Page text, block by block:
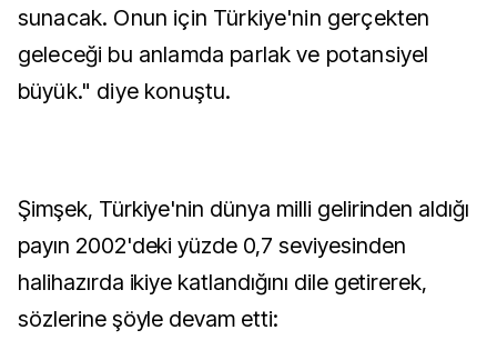
sunacak. Onun için Türkiye'nin gerçekten
geleceği bu anlamda parlak ve potansiyel
büyük." diye konuştu.
Şimşek, Türkiye'nin dünya milli gelirinden aldığı
payın 2002'deki yüzde 0,7 seviyesinden
halihazırda ikiye katlandığını dile getirerek,
sözlerine şöyle devam etti: